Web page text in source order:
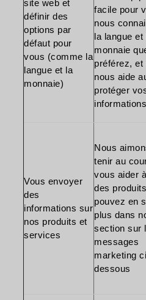
site web et
définir des
options par
défaut pour
vous (comme la
langue et la
monnaie)
facile pour
nous
la langue et
monnaie
préférez, et
nous aide
protéger
informations
Vous envoyer
des
informations sur
nos produits et
services
Nous
tenir au
vous aider
des
pouvez en
plus dans
section sur
messages
marketing
dessous